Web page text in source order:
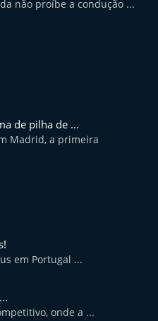
não proíbe a condução ...
de pilha de ...
Madrid, a primeira
em Portugal ...
onde a ...